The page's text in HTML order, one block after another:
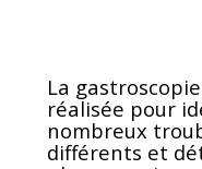
La
réalisée pour
nombreux
différents et